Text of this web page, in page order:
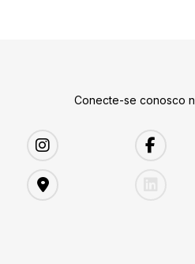
Conecte-se conosco